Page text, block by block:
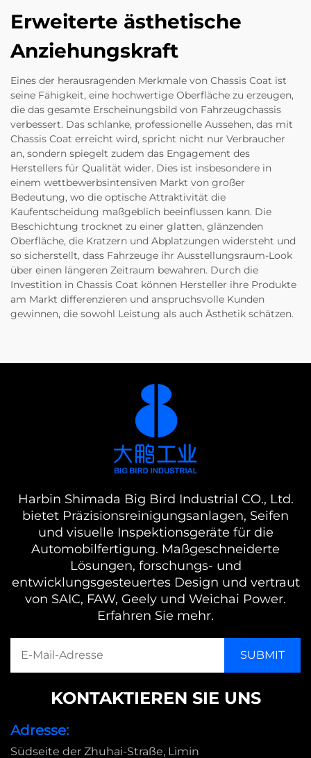
Erweiterte ästhetische
Anziehungskraft
Eines der herausragenden Merkmale von Chassis Coat ist
seine Fähigkeit, eine hochwertige Oberfläche zu erzeugen,
die das gesamte Erscheinungsbild von Fahrzeugchassis
verbessert. Das schlanke, professionelle Aussehen, das mit
Chassis Coat erreicht wird, spricht nicht nur Verbraucher
an, sondern spiegelt zudem das Engagement des
Herstellers für Qualität wider. Dies ist insbesondere in
einem wettbewerbsintensiven Markt von großer
Bedeutung, wo die optische Attraktivität die
Kaufentscheidung maßgeblich beeinflussen kann. Die
Beschichtung trocknet zu einer glatten, glänzenden
Oberfläche, die Kratzern und Abplatzungen widersteht und
so sicherstellt, dass Fahrzeuge ihr Ausstellungsraum-Look
über einen längeren Zeitraum bewahren. Durch die
Investition in Chassis Coat können Hersteller ihre Produkte
am Markt differenzieren und anspruchsvolle Kunden
gewinnen, die sowohl Leistung als auch Ästhetik schätzen.
Harbin Shimada Big Bird Industrial CO., Ltd.
bietet Präzisionsreinigungsanlagen, Seifen
und visuelle Inspektionsgeräte für die
Automobilfertigung. Maßgeschneiderte
Lösungen, forschungs- und
entwicklungsgesteuertes Design und vertraut
von SAIC, FAW, Geely und Weichai Power.
Erfahren Sie mehr.
KONTAKTIEREN SIE UNS
Adresse:
Südseite der Zhuhai-Straße, Limin